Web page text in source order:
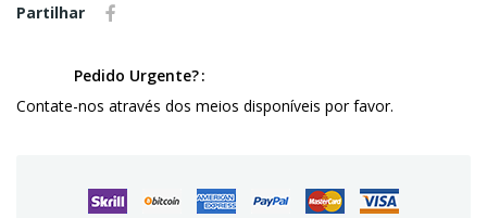
Partilhar
Pedido Urgente?
Contate-nos através dos meios disponíveis por favor.